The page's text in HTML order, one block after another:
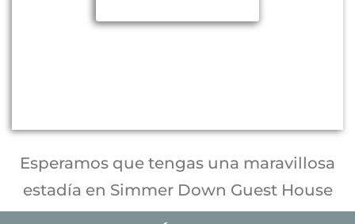
Esperamos que tengas una maravillosa
estadía en Simmer Down Guest House